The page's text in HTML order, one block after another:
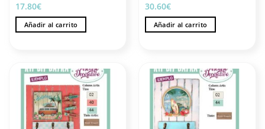
17.80€
Añadir al carrito
30.60€
Añadir al carrito